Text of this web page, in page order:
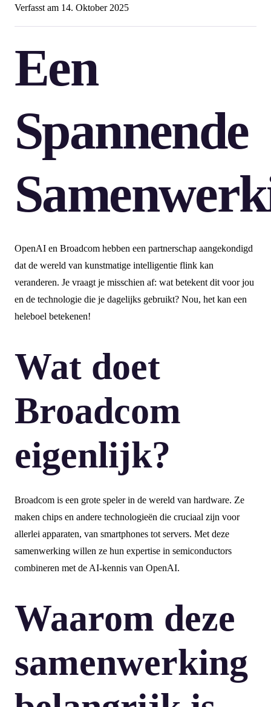
Verfasst am 14. Oktober 2025
Een
Spannende
OpenAI en Broadcom hebben een partnerschap aangekondigd
dat de wereld van kunstmatige intelligentie flink kan
veranderen. Je vraagt je misschien af: wat betekent dit voor jou
en de technologie die je dagelijks gebruikt? Nou, het kan een
heleboel betekenen!
Wat doet
Broadcom
eigenlijk?
Broadcom is een grote speler in de wereld van hardware. Ze
maken chips en andere technologieën die cruciaal zijn voor
allerlei apparaten, van smartphones tot servers. Met deze
samenwerking willen ze hun expertise in semiconductors
combineren met de AI-kennis van OpenAI.
Waarom deze
samenwerking